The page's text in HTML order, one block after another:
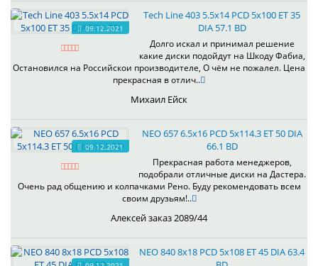
09.12.2021
Tech Line 403 5.5x14 PCD 5x100 ET 35
DIA 57.1 BD
Долго искал и принимал решение
какие диски подойдут на Шкоду Фабиа,
Остановился на Российскои производителе, О чём не пожалел. Цена
прекрасная в отлич..
Михаил Ейск
09.12.2021
NEO 657 6.5x16 PCD 5x114.3 ET 50 DIA
66.1 BD
Прекрасная работа менеджеров,
подобрали отличные диски на Дастера.
Очень рад общению и колпачками Рено. Буду рекомендовать всем
своим друзьям!..
Алексей заказ 2089/44
NEO 840 8x18 PCD 5x108 ET 45 DIA 63.4